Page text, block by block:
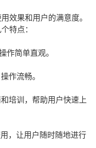
效果和用户的满意度。
特点：
作简单直观。
作流畅。
培训，帮助用户快速上
，让用户随时随地进行